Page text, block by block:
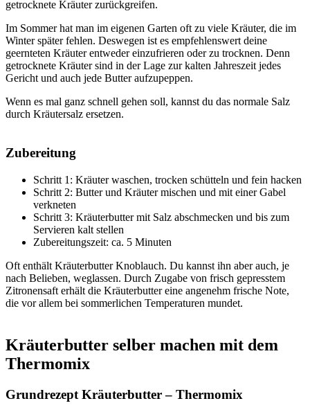
getrocknete Kräuter zurückgreifen.
Im Sommer hat man im eigenen Garten oft zu viele Kräuter, die im
Winter später fehlen. Deswegen ist es empfehlenswert deine
geernteten Kräuter entweder einzufrieren oder zu trocknen. Denn
getrocknete Kräuter sind in der Lage zur kalten Jahreszeit jedes
Gericht und auch jede Butter aufzupeppen.
Wenn es mal ganz schnell gehen soll, kannst du das normale Salz
durch Kräutersalz ersetzen.
Zubereitung
Schritt 1: Kräuter waschen, trocken schütteln und fein hacken
Schritt 2: Butter und Kräuter mischen und mit einer Gabel
verkneten
Schritt 3: Kräuterbutter mit Salz abschmecken und bis zum
Servieren kalt stellen
Zubereitungszeit: ca. 5 Minuten
Oft enthält Kräuterbutter Knoblauch. Du kannst ihn aber auch, je
nach Belieben, weglassen. Durch Zugabe von frisch gepresstem
Zitronensaft erhält die Kräuterbutter eine angenehm frische Note,
die vor allem bei sommerlichen Temperaturen mundet.
Kräuterbutter selber machen mit dem
Thermomix
Grundrezept Kräuterbutter – Thermomix